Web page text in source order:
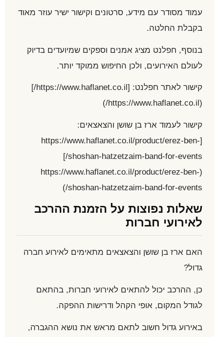
עמוד מסודר עם מידע, סרטונים וקישור ישיר עוזר מאוד
בקבלת החלטה.
בנוסף, חפלנט מציג אמנים וספקים שמיועדים בדיוק
לעולם האירועים, ולכן החיפוש ממוקד יותר.
קישור לאתר חפלנט: [https://www.haflanet.co.il/]
(https://www.haflanet.co.il/)
קישור לעמוד ארז בן שושן והצאצאים:
[https://www.haflanet.co.il/product/erez-ben-
shoshan-hatzetzaim-band-for-events/]
(https://www.haflanet.co.il/product/erez-ben-
shoshan-hatzetzaim-band-for-events/)
שאלות נפוצות על הזמנת ההרכב
לאירועי חברות
האם ארז בן שושן והצאצאים מתאימים לאירוע חברה
גדול?
כן, ההרכב יכול להתאים לאירועי חברות, בהתאם
לגודל המקום, אופי הקהל ודרישות ההפקה.
באירוע גדול חשוב לתאם מראש את נושא ההגברה,